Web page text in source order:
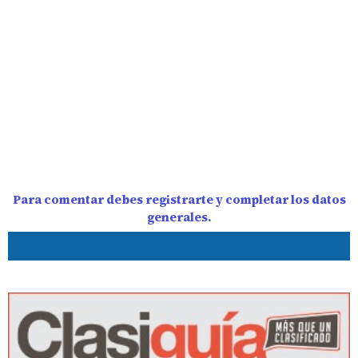
Para comentar debes registrarte y completar los datos
generales.